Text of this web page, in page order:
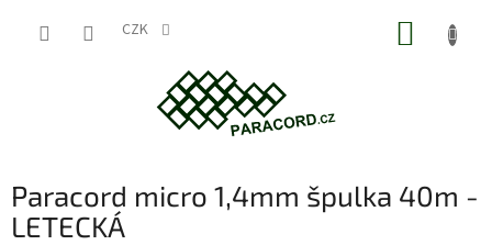
CZK
Paracord micro 1,4mm špulka 40m -
LETECKÁ